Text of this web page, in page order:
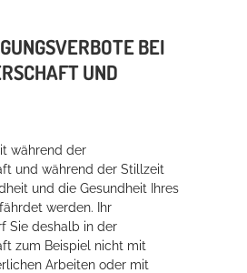
BEI
UND
während der
und während der Stillzeit
und die Gesundheit Ihres
werden. Ihr
Sie deshalb in der
zum Beispiel nicht mit
Arbeiten oder mit